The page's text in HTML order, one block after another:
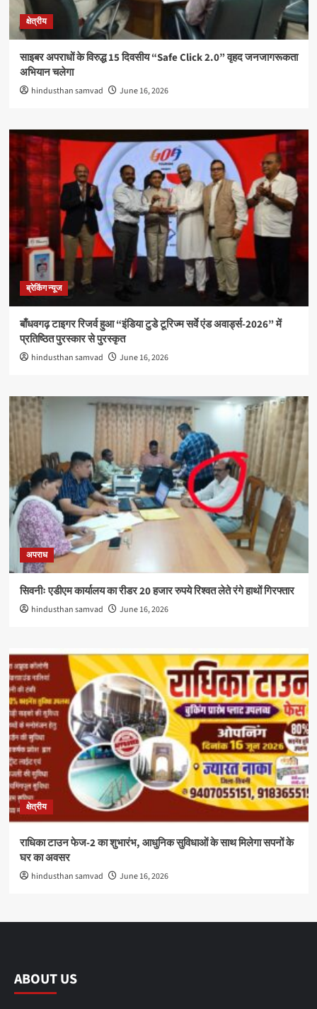
क्षेत्रीय
साइबर अपराधों के विरुद्ध 15 दिवसीय “Safe Click 2.0” वृहद जनजागरूकता
अभियान चलेगा
hindusthan samvad June 16, 2026
ब्रेकिंग न्यूज
बाँधवगढ़ टाइगर रिजर्व हुआ “इंडिया टुडे टूरिज्म सर्वे एंड अवार्ड्स-2026” में
प्रतिष्ठित पुरस्कार से पुरस्कृत
hindusthan samvad June 16, 2026
अपराध
सिवनीः एडीएम कार्यालय का रीडर 20 हजार रुपये रिश्वत लेते रंगे हाथों गिरफ्तार
hindusthan samvad June 16, 2026
क्षेत्रीय
राधिका टाउन फेज-2 का शुभारंभ, आधुनिक सुविधाओं के साथ मिलेगा सपनों के
घर का अवसर
hindusthan samvad June 16, 2026
ABOUT US